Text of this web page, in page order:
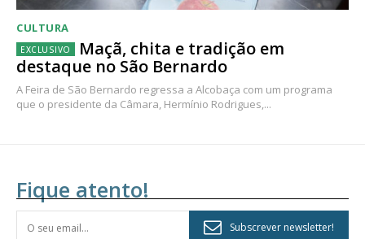
CULTURA
Maçã, chita e tradição em
destaque no São Bernardo
A Feira de São Bernardo regressa a Alcobaça com um programa
que o presidente da Câmara, Hermínio Rodrigues,...
Fique atento!
Subscrever newsletter!